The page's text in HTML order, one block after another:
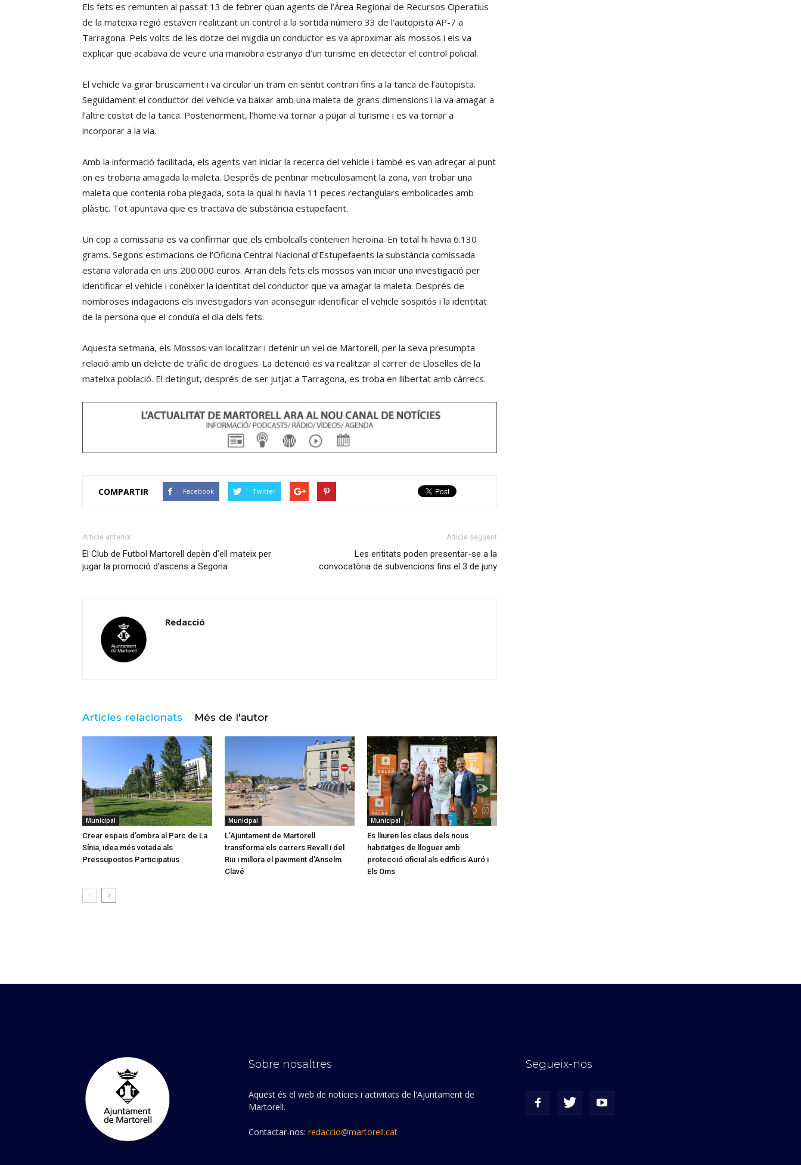
Els fets es remunten al passat 13 de febrer quan agents de l’Àrea Regional de Recursos Operatius
de la mateixa regió estaven realitzant un control a la sortida número 33 de l’autopista AP-7 a
Tarragona. Pels volts de les dotze del migdia un conductor es va aproximar als mossos i els va
explicar que acabava de veure una maniobra estranya d’un turisme en detectar el control policial.
El vehicle va girar bruscament i va circular un tram en sentit contrari fins a la tanca de l’autopista.
Seguidament el conductor del vehicle va baixar amb una maleta de grans dimensions i la va amagar a
l’altre costat de la tanca. Posteriorment, l’home va tornar a pujar al turisme i es va tornar a
incorporar a la via.
Amb la informació facilitada, els agents van iniciar la recerca del vehicle i també es van adreçar al punt
on es trobaria amagada la maleta. Després de pentinar meticulosament la zona, van trobar una
maleta que contenia roba plegada, sota la qual hi havia 11 peces rectangulars embolicades amb
plàstic. Tot apuntava que es tractava de substància estupefaent.
Un cop a comissaria es va confirmar que els embolcalls contenien heroïna. En total hi havia 6.130
grams. Segons estimacions de l’Oficina Central Nacional d’Estupefaents la substància comissada
estaria valorada en uns 200.000 euros. Arran dels fets els mossos van iniciar una investigació per
identificar el vehicle i conèixer la identitat del conductor que va amagar la maleta. Després de
nombroses indagacions els investigadors van aconseguir identificar el vehicle sospitós i la identitat
de la persona que el conduïa el dia dels fets.
Aquesta setmana, els Mossos van localitzar i detenir un veí de Martorell, per la seva presumpta
relació amb un delicte de tràfic de drogues. La detenció es va realitzar al carrer de Lloselles de la
mateixa població. El detingut, després de ser jutjat a Tarragona, es troba en llibertat amb càrrecs.
COMPARTIR Facebook Twitter
Article anterior
El Club de Futbol Martorell depèn d’ell mateix per
jugar la promoció d’ascens a Segona
Article següent
Les entitats poden presentar-se a la
convocatòria de subvencions fins el 3 de juny
Redacció
Articles relacionats Més de l'autor
Municipal
Crear espais d’ombra al Parc de La
Sínia, idea més votada als
Pressupostos Participatius
Municipal
L’Ajuntament de Martorell
transforma els carrers Revall i del
Riu i millora el paviment d’Anselm
Clavé
Municipal
Es lliuren les claus dels nous
habitatges de lloguer amb
protecció oficial als edificis Auró i
Els Oms
Sobre nosaltres
Aquest és el web de notícies i activitats de l'Ajuntament de
Martorell.
Contactar-nos: redaccio@martorell.cat
Segueix-nos